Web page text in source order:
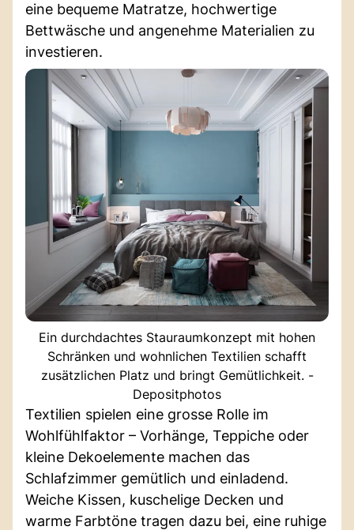
eine bequeme Matratze, hochwertige
Bettwäsche und angenehme Materialien zu
investieren.
Ein durchdachtes Stauraumkonzept mit hohen
Schränken und wohnlichen Textilien schafft
zusätzlichen Platz und bringt Gemütlichkeit. -
Depositphotos
Textilien spielen eine grosse Rolle im
Wohlfühlfaktor – Vorhänge, Teppiche oder
kleine Dekoelemente machen das
Schlafzimmer gemütlich und einladend.
Weiche Kissen, kuschelige Decken und
warme Farbtöne tragen dazu bei, eine ruhige